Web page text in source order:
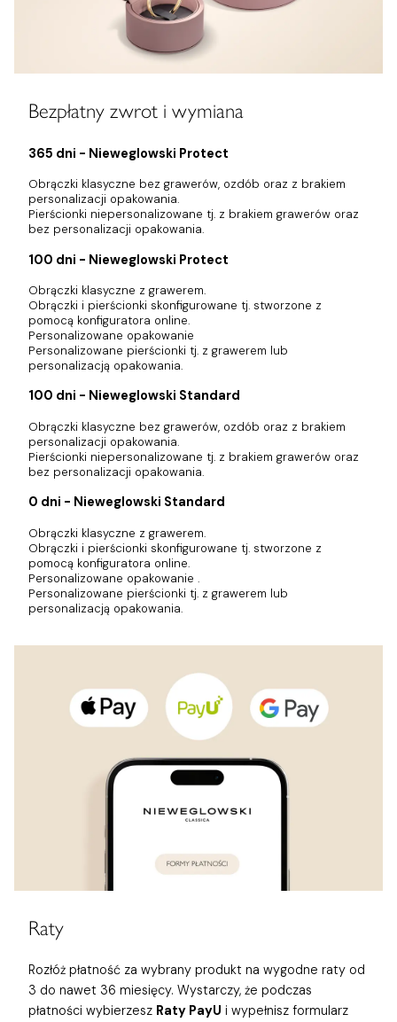
Bezpłatny zwrot i wymiana
365 dni - Nieweglowski Protect
Obrączki klasyczne bez grawerów, ozdób oraz z brakiem
personalizacji opakowania.
Pierścionki niepersonalizowane tj. z brakiem grawerów oraz
bez personalizacji opakowania.
100 dni - Nieweglowski Protect
Obrączki klasyczne z grawerem.
Obrączki i pierścionki skonfigurowane tj. stworzone z
pomocą konfiguratora online.
Personalizowane opakowanie
Personalizowane pierścionki tj. z grawerem lub
personalizacją opakowania.
100 dni - Nieweglowski Standard
Obrączki klasyczne bez grawerów, ozdób oraz z brakiem
personalizacji opakowania.
Pierścionki niepersonalizowane tj. z brakiem grawerów oraz
bez personalizacji opakowania.
0 dni - Nieweglowski Standard
Obrączki klasyczne z grawerem.
Obrączki i pierścionki skonfigurowane tj. stworzone z
pomocą konfiguratora online.
Personalizowane opakowanie .
Personalizowane pierścionki tj. z grawerem lub
personalizacją opakowania.
Raty
Rozłóż płatność za wybrany produkt na wygodne raty od
3 do nawet 36 miesięcy. Wystarczy, że podczas
płatności wybierzesz Raty PayU i wypełnisz formularz